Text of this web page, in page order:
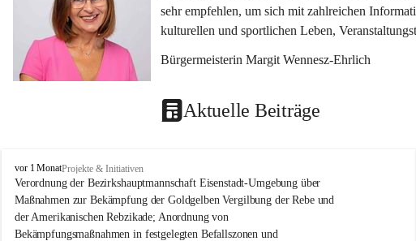
sehr empfehlen, um sich mit zahlreichen
kulturellen und sportlichen Leben,
Bürgermeisterin Margit Wennesz-Ehrlich
Aktuelle Beiträge
O
s
l
i
p
vor 1 MonatProjekte & Initiativen
Verordnung der Bezirkshauptmannschaft Eisenstadt-Umgebung über
Maßnahmen zur Bekämpfung der Goldgelben Vergilbung der Rebe und
der Amerikanischen Rebzikade; Anordnung von
Bekämpfungsmaßnahmen in festgelegten Befallszonen und